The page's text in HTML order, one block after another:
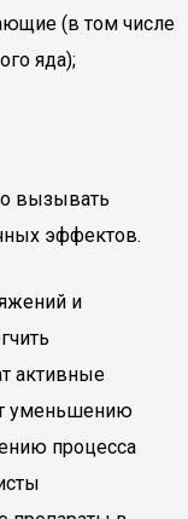
(в том числе
яда);
вызывать
эффектов.
и
активные
уменьшению
процесса